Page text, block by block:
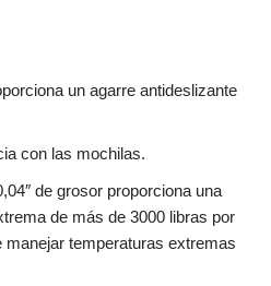
un agarre antideslizante
con las mochilas.
de grosor proporciona una
de más de 3000 libras por
manejar temperaturas extremas